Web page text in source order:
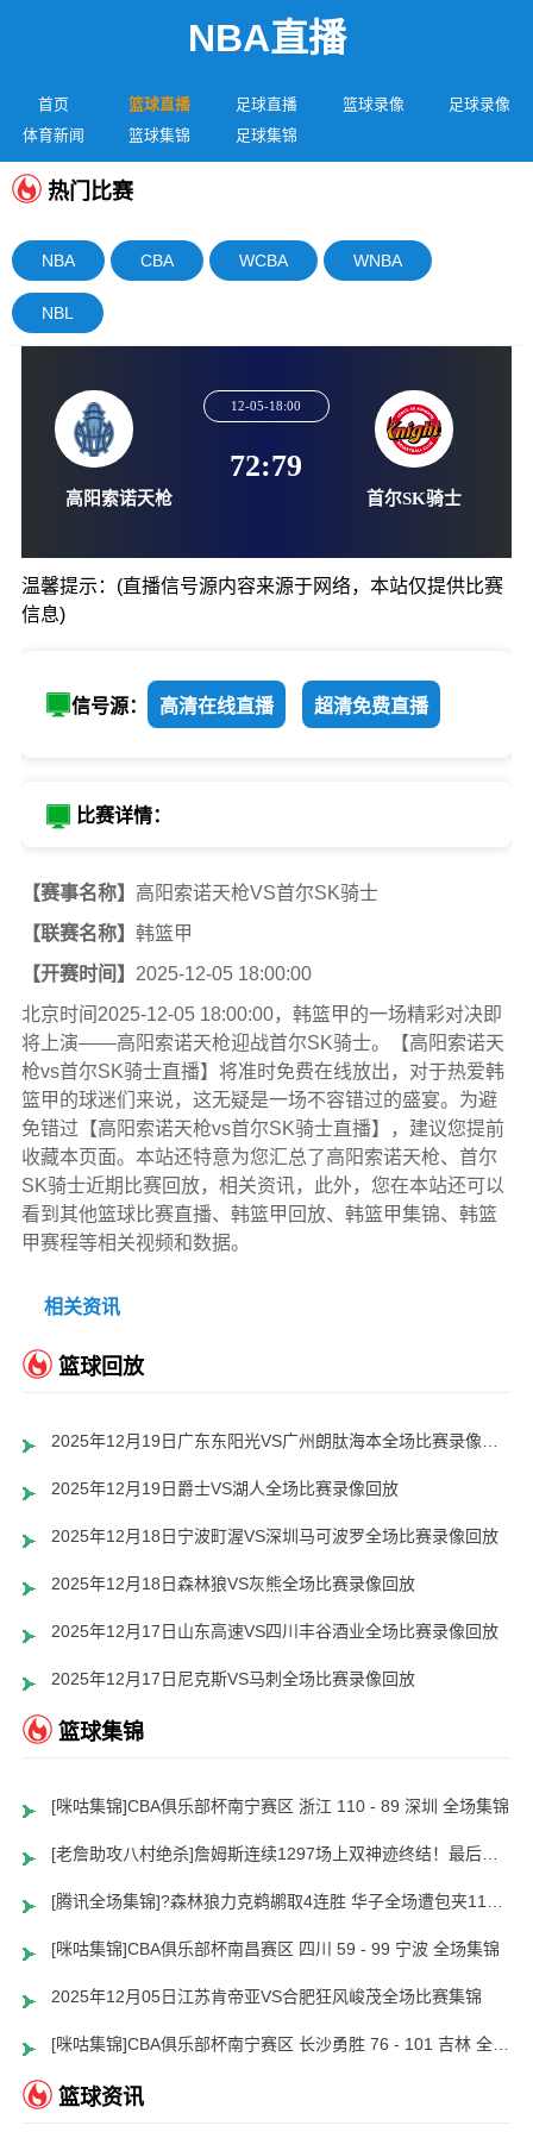
NBA直播
首页 篮球直播 足球直播 篮球录像
足球录像
体育新闻
篮球集锦 足球集锦
热门比赛
NBA CBA WCBA WNBA
NBL
12-05-18:00
72:79
温馨提示：(直播信号源内容来源于网络，本站仅提供比赛
信息)
信号源： 高清在线直播 超清免费直播
比赛详情：
【赛事名称】 高阳索诺天枪VS首尔SK骑士
【联赛名称】 韩篮甲
【开赛时间】 2025-12-05 18:00:00
北京时间2025-12-05 18:00:00，韩篮甲的一场精彩对决即
将上演——高阳索诺天枪迎战首尔SK骑士。【高阳索诺天
枪vs首尔SK骑士直播】将准时免费在线放出，对于热爱韩
篮甲的球迷们来说，这无疑是一场不容错过的盛宴。为避
免错过【高阳索诺天枪vs首尔SK骑士直播】，建议您提前
收藏本页面。本站还特意为您汇总了高阳索诺天枪、首尔
SK骑士近期比赛回放，相关资讯，此外，您在本站还可以
看到其他篮球比赛直播、韩篮甲回放、韩篮甲集锦、韩篮
甲赛程等相关视频和数据。
相关资讯
篮球回放
2025年12月19日广东东阳光VS广州朗肽海本全场比赛录像回放
2025年12月19日爵士VS湖人全场比赛录像回放
2025年12月18日宁波町渥VS深圳马可波罗全场比赛录像回放
2025年12月18日森林狼VS灰熊全场比赛录像回放
2025年12月17日山东高速VS四川丰谷酒业全场比赛录像回放
2025年12月17日尼克斯VS马刺全场比赛录像回放
篮球集锦
[咪咕集锦]CBA俱乐部杯南宁赛区 浙江 110 - 89 深圳 全场集锦
[老詹助攻八村绝杀]詹姆斯连续1297场上双神迹终结！最后一攻助攻八村压哨三分绝杀?
[腾讯全场集锦]?森林狼力克鹈鹕取4连胜 华子全场遭包夹11分8失误 兰德尔28+9
[咪咕集锦]CBA俱乐部杯南昌赛区 四川 59 - 99 宁波 全场集锦
2025年12月05日江苏肯帝亚VS合肥狂风峻茂全场比赛集锦
[咪咕集锦]CBA俱乐部杯南宁赛区 长沙勇胜 76 - 101 吉林 全场集锦
篮球资讯